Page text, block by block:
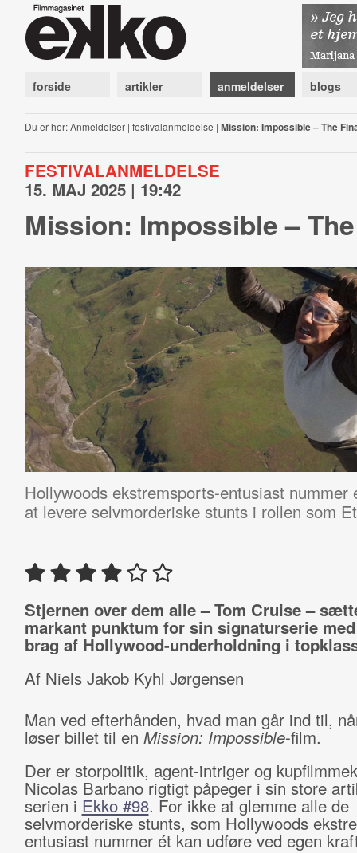
forside artikler anmeldelser blogs
Du er her:Anmeldelser| festivalanmeldelse | Mission: Impossible – The
FESTIVALANMELDELSE
15. MAJ 2025 | 19:42
Mission: Impossible –
Hollywoods ekstremsports-entusiast
at levere selvmorderiske stunts i rollen som
Stjernen over dem alle – Tom Cruise –
markant punktum for sin signaturserie
brag af Hollywood-underholdning i
Af Niels Jakob Kyhl Jørgensen
Man ved efterhånden, hvad man går ind til,
løser billet til en Mission: Impossible-film.
Der er storpolitik, agent-intriger og
Nicolas Barbano rigtigt påpeger i sin store
serien i Ekko #98. For ikke at glemme alle de
selvmorderiske stunts, som Hollywoods
entusiast nummer ét kan udføre ved egen